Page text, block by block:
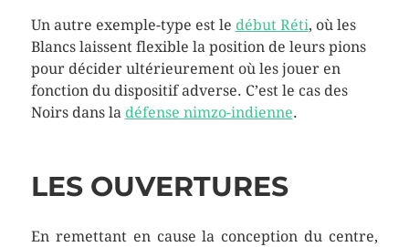
Un autre exemple-type est le début Réti, où les
Blancs laissent flexible la position de leurs pions
pour décider ultérieurement où les jouer en
fonction du dispositif adverse. C’est le cas des
Noirs dans la défense nimzo-indienne.
LES OUVERTURES
En remettant en cause la conception du centre,